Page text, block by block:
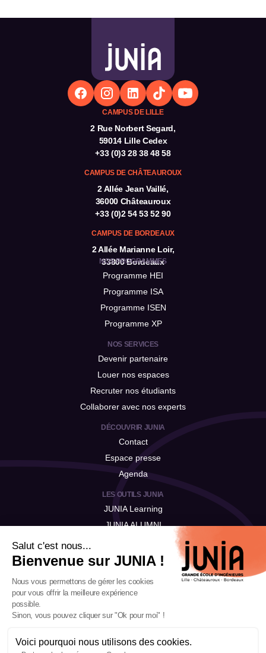
Salut c'est nous...
Bienvenue sur JUNIA !
Nous vous permettons de gérer les cookies
pour vous offrir la meilleure expérience
possible.
Sinon, vous pouvez cliquer sur "Ok pour moi" !
Voici pourquoi nous utilisons des cookies.
CAMPUS DE LILLE
2 Rue Norbert Segard,
59014 Lille Cedex
+33 (0)3 28 38 48 58
CAMPUS DE CHÂTEAUROUX
2 Allée Jean Vaillé,
36000 Châteauroux
+33 (0)2 54 53 52 90
CAMPUS DE BORDEAUX
2 Allée Marianne Loir,
33800 Bordeaux
NOS PROGRAMMES
Programme HEI
Programme ISA
Programme ISEN
Programme XP
NOS SERVICES
Devenir partenaire
Louer nos espaces
Recruter nos étudiants
Collaborer avec nos experts
DÉCOUVRIR JUNIA
Contact
Espace presse
Agenda
LES OUTILS JUNIA
JUNIA Learning
JUNIA ALUMNI